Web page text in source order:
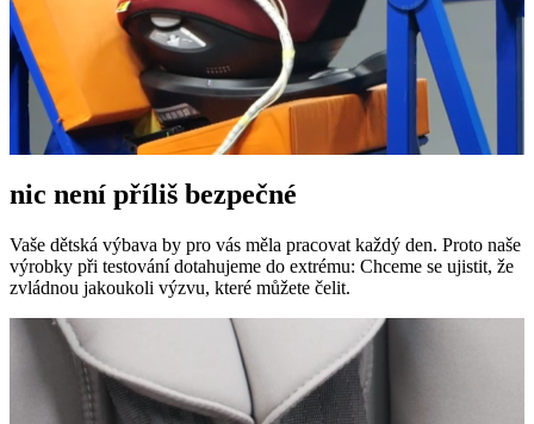
nic není příliš bezpečné
Vaše dětská výbava by pro vás měla pracovat každý den. Proto naše
výrobky při testování dotahujeme do extrému: Chceme se ujistit, že
zvládnou jakoukoli výzvu, které můžete čelit.